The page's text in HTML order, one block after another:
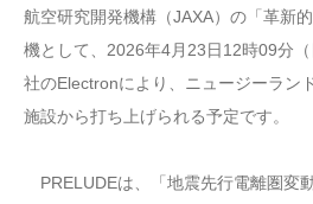
航空研究開発機構（JAXA）の「革新
機として、2026年4月23日12時09分
社のElectronにより、ニュージーラン
施設から打ち上げられる予定です。
PRELUDEは、「地震先行電離圏変